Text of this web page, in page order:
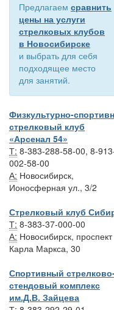
Предлагаем сравнить
цены на услуги
стрелковых клубов
в Новосибирске
и выбрать для себя
подходящее место
для занятий.
Физкультурно-
стрелковый клуб
«Арсенал 54»
Т: 8-383-288-58-00, 8-
002-58-00
А: Новосибирск,
Ионосферная ул., 3/2
Стрелковый клуб
Т: 8-383-37-000-00
А: Новосибирск, проспект
Карла Маркса, 30
Спортивный
стендовый комплекс
им.Д.В. Зайцева